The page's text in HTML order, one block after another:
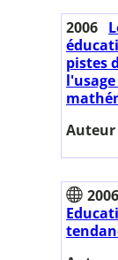
2006
pistes
Auteur
2006